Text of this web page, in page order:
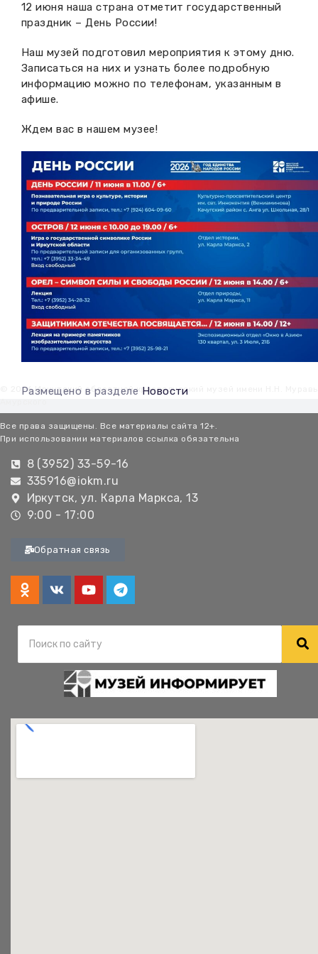
Вакансии музея
Независимая оценка
Проекты и программы
Прейскурант
Фонды и коллекции
Дирекция
Ледокол Ангара
Музей В.Г. Распутина
КПЦ им. свт. Иннокентия (Вениаминова)
Научно-фондовый отдел
Мемориальный дом А.М. Тюрюмина
Музеи региона
Повышение квалификации
Передвижные выставки
Отчетность
Профессиональные мероприятия
12 июня наша страна отметит государственный
праздник – День России!
Наш музей подготовил мероприятия к этому дню.
Записаться на них и узнать более подробную
информацию можно по телефонам, указанным в
афише.
Ждем вас в нашем музее!
Размещено в разделе Новости
© 2026 Иркутский областной краеведческий музей имени Н.Н.
Все права защищены. Все материалы сайта 12+.
При использовании материалов ссылка обязательна
8 (3952) 33-59-16
335916@iokm.ru
Иркутск, ул. Карла Маркса, 13
9:00 - 17:00
Обратная связь